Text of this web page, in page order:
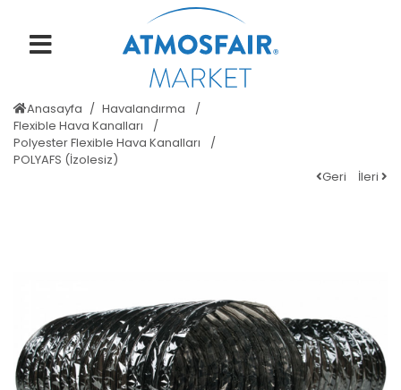
Anasayfa
Havalandırma
Flexible Hava Kanalları
Polyester Flexible Hava Kanalları
POLYAFS (İzolesiz)
Geri
İleri